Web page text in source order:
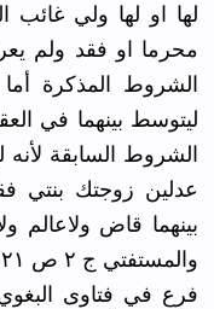
لها او لها ولي غائب
محرما او فقد ولم
الشروط المذكرة
ليتوسط بينهما في
الشروط السابقة
عدلين زوجتك بنتي
بينهما قاض ولاعالم
والمستفتي ج ٢ ص ٥٢١
فرع في فتاوى